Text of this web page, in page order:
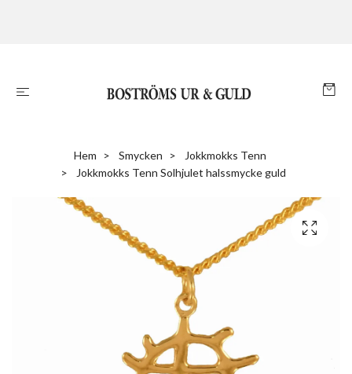
Hem Smycken
Jokkmokks Tenn
Jokkmokks Tenn Solhjulet halssmycke guld